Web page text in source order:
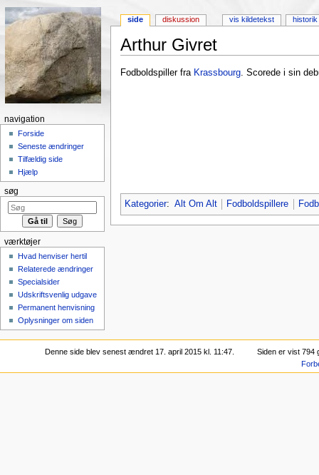
Arthur Givret
Fodboldspiller fra Krassbourg. Scorede i sin
Kategorier: Alt Om Alt Fodboldspillere
side diskussion vis kildetekst historik
navigation
Forside
Seneste ændringer
Tilfældig side
Hjælp
søg
værktøjer
Hvad henviser hertil
Relaterede ændringer
Specialsider
Udskriftsvenlig udgave
Permanent henvisning
Oplysninger om siden
Denne side blev senest ændret 17. april 2015 kl. 11:47.
Siden er vist 794